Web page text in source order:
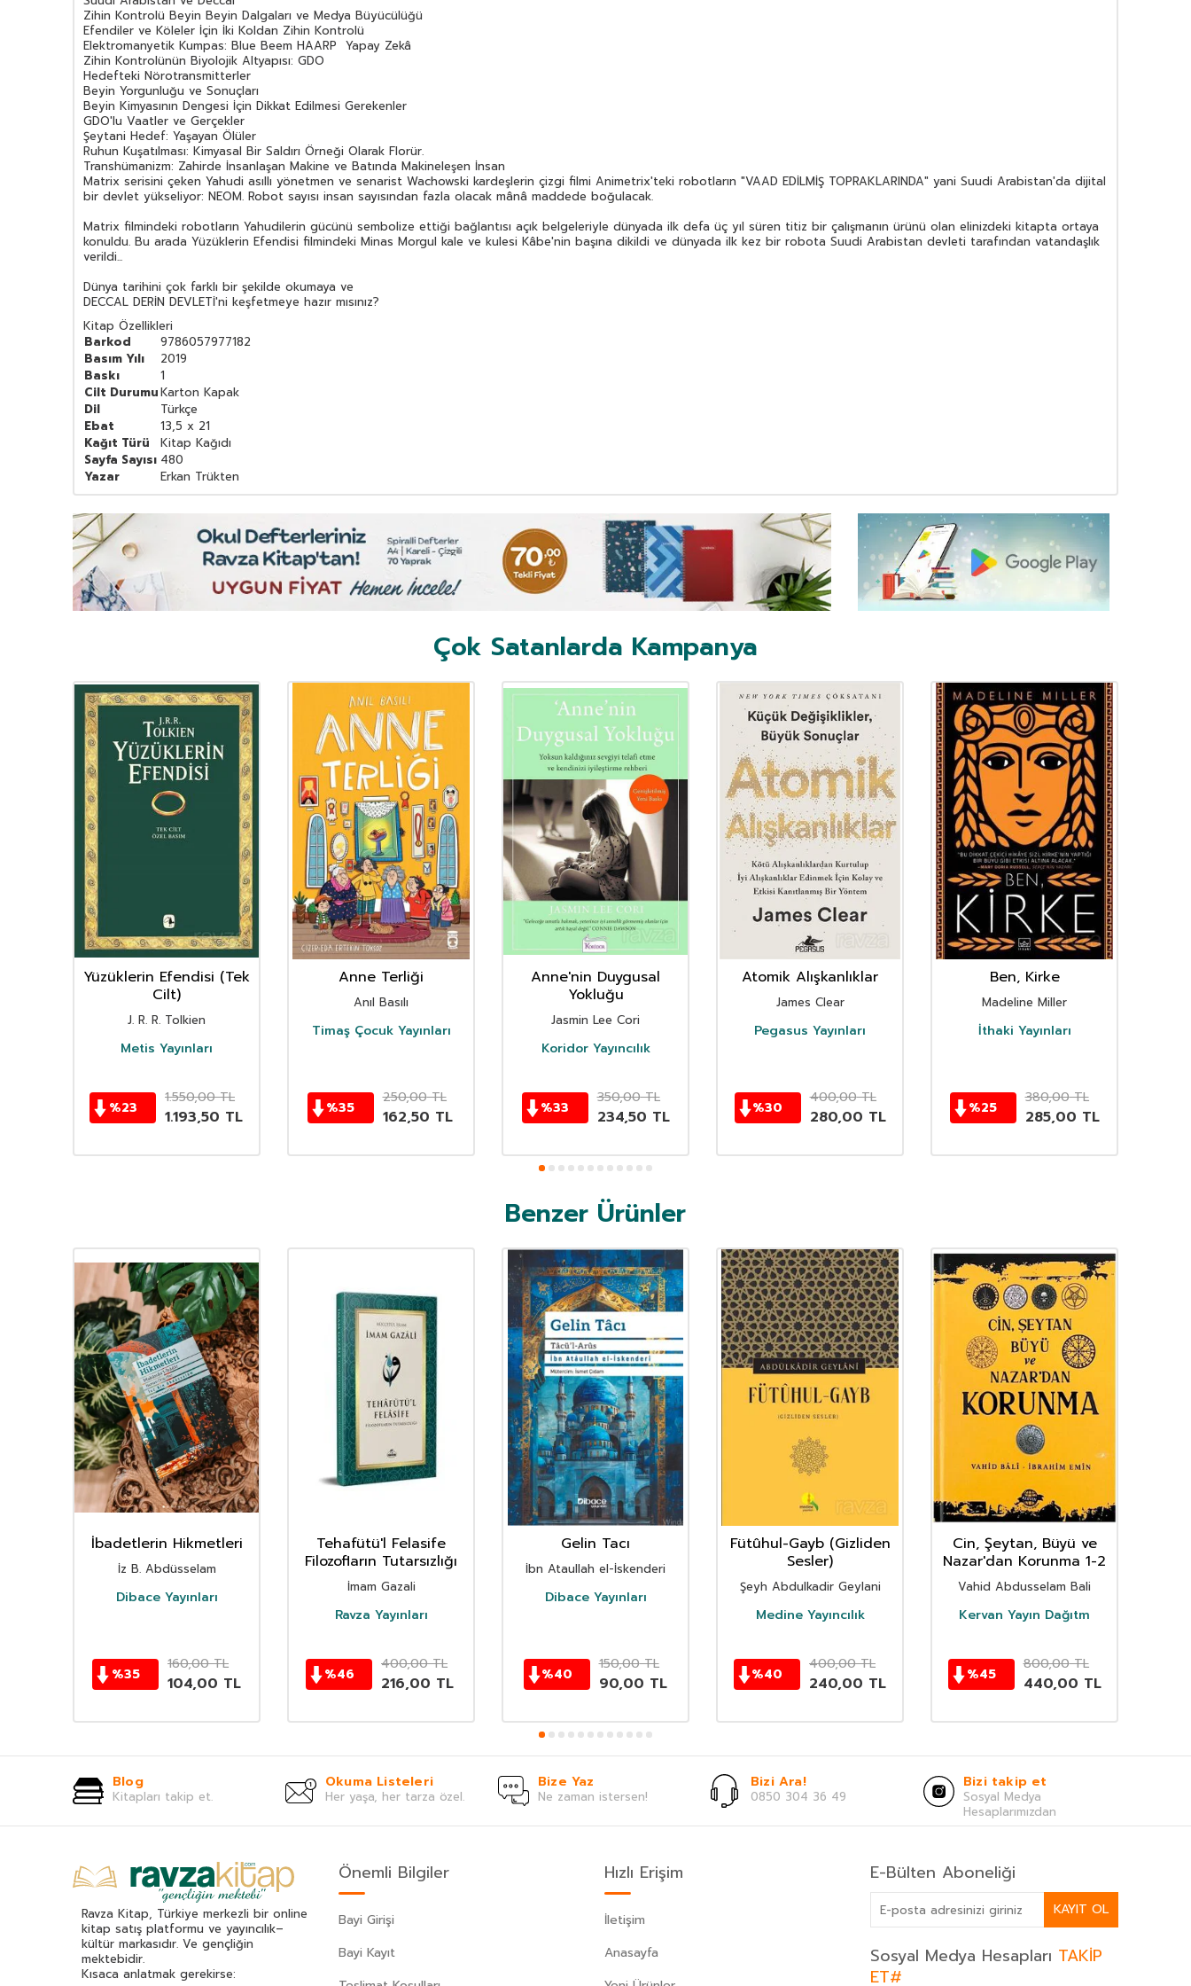
Zihin Kontrolü Beyin Beyin Dalgaları ve Medya Büyücülüğü
Efendiler ve Köleler İçin İki Koldan Zihin Kontrolü
Elektromanyetik Kumpas: Blue Beem HAARP Yapay Zekâ
Zihin Kontrolünün Biyolojik Altyapısı: GDO
Hedefteki Nörotransmitterler
Beyin Yorgunluğu ve Sonuçları
Beyin Kimyasının Dengesi İçin Dikkat Edilmesi Gerekenler
GDO'lu Vaatler ve Gerçekler
Şeytani Hedef: Yaşayan Ölüler
Ruhun Kuşatılması: Kimyasal Bir Saldırı Örneği Olarak Florür.
Transhümanizm: Zahirde İnsanlaşan Makine ve Batında Makineleşen İnsan
Matrix serisini çeken Yahudi asıllı yönetmen ve senarist Wachowski kardeşlerin çizgi filmi Animetrix'teki robotların "VAAD EDİLMİŞ TOPRAKLARINDA" yani Suudi Arabistan'da dijital
bir devlet yükseliyor: NEOM. Robot sayısı insan sayısından fazla olacak mânâ maddede boğulacak.
Matrix filmindeki robotların Yahudilerin gücünü sembolize ettiği bağlantısı açık belgeleriyle dünyada ilk defa üç yıl süren titiz bir çalışmanın ürünü olan elinizdeki kitapta ortaya
konuldu. Bu arada Yüzüklerin Efendisi filmindeki Minas Morgul kale ve kulesi Kâbe'nin başına dikildi ve dünyada ilk kez bir robota Suudi Arabistan devleti tarafından vatandaşlık
verildi...
Dünya tarihini çok farklı bir şekilde okumaya ve
DECCAL DERİN DEVLETİ'ni keşfetmeye hazır mısınız?
Kitap Özellikleri
Barkod
9786057977182
Basım Yılı
2019
Baskı
1
Cilt DurumuKarton Kapak
Dil
Türkçe
Ebat
13,5 x 21
Kağıt Türü
Kitap Kağıdı
Sayfa Sayısı 480
Yazar
Erkan Trükten
Çok Satanlarda Kampanya
Yüzüklerin Efendisi (Tek
Cilt)
J. R. R. Tolkien
Metis Yayınları
%23
1.550,00TL
1.193,50 TL
Anne Terliği
Anıl Basılı
Timaş Çocuk Yayınları
%35
250,00TL
162,50 TL
Anne'nin Duygusal
Yokluğu
Jasmin Lee Cori
Koridor Yayıncılık
%33
350,00TL
234,50 TL
Atomik Alışkanlıklar
James Clear
Pegasus Yayınları
%30
400,00TL
280,00 TL
Ben, Kirke
Madeline Miller
İthaki Yayınları
%25
380,00TL
285,00 TL
Benzer Ürünler
İbadetlerin Hikmetleri
İz B. Abdüsselam
Dibace Yayınları
%35
160,00TL
104,00 TL
Tehafütü'l Felasife
Filozofların Tutarsızlığı
İmam Gazali
Ravza Yayınları
%46
400,00TL
216,00 TL
Gelin Tacı
İbn Ataullah el-İskenderi
Dibace Yayınları
%40
150,00TL
90,00 TL
Fütûhul-Gayb (Gizliden
Sesler)
Şeyh Abdulkadir Geylani
Medine Yayıncılık
%40
400,00TL
240,00 TL
Cin, Şeytan, Büyü ve
Nazar'dan Korunma 1-2
Vahid Abdusselam Bali
Kervan Yayın Dağıtm
%45
800,00TL
440,00 TL
Blog
Kitapları takip et.
Okuma Listeleri
Her yaşa, her tarza özel.
Bize Yaz
Ne zaman istersen!
Bizi Ara!
0850 304 36 49
Bizi takip et
Sosyal Medya
Hesaplarımızdan
Ravza Kitap, Türkiye merkezli bir online
kitap satış platformu ve yayıncılık–
kültür markasıdır. Ve gençliğin
mektebidir.
Kısaca anlatmak gerekirse:
Önemli Bilgiler
Bayi Girişi
Bayi Kayıt
Hızlı Erişim
İletişim
Anasayfa
E-Bülten Aboneliği
KAYIT OL
Sosyal Medya Hesapları TAKİP
ET#